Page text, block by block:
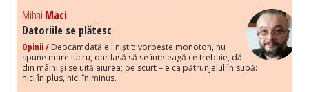
Mihai Maci
Datoriile se plătesc
Opinii / Deocamdată e liniștit: vorbește monoton, nu
spune mare lucru, dar lasă să se înțeleagă ce trebuie, dă
din mâini și se uită aiurea; pe scurt – e ca pătrunjelul în supă:
nici în plus, nici în minus.